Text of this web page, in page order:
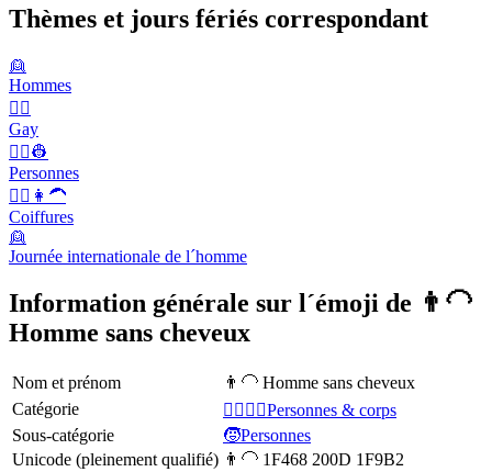
Thèmes et jours fériés correspondant
👱
Hommes
🏳️‍🌈
Gay
👨‍✈️👷
Personnes
👱‍♀️👩‍🦱
Coiffures
👱
Journée internationale de l´homme
Information générale sur l´émoji de 👨‍🦲
Homme sans cheveux
Nom et prénom
👨‍🦲 Homme sans cheveux
Catégorie
👩‍❤️‍💋‍👨Personnes & corps
Sous-catégorie
🧒Personnes
Unicode (pleinement qualifié) 👨‍🦲 1F468 200D 1F9B2